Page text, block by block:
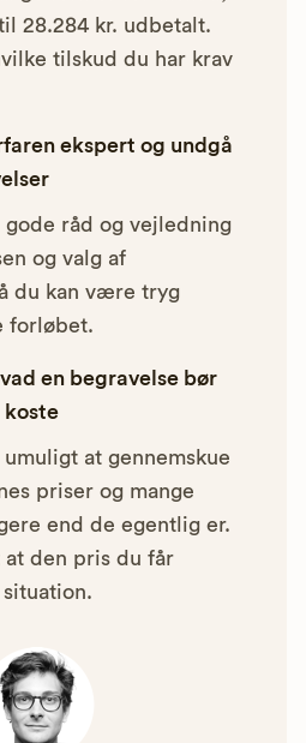
28.284 kr. udbetalt.
tilskud du har krav
ekspert og undgå
gode råd og vejledning
og valg af
du kan være tryg
forløbet.
en begravelse bør
koste
umuligt at gennemskue
priser og mange
end de egentlig er.
at den pris du får